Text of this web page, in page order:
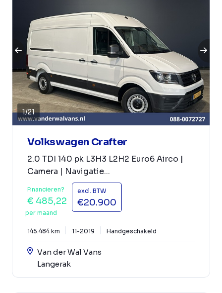
1/21
Volkswagen Crafter
2.0 TDI 140 pk L3H3 L2H2 Euro6 Airco |
Camera | Navigatie...
Financieren?
€ 485,22
per maand
excl. BTW
€20.900
145.484 km 11-2019 Handgeschakeld
Van der Wal Vans
Langerak